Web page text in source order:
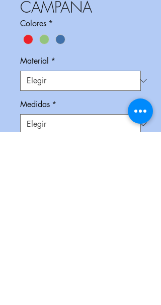
CAMPAÑA
Colores *
Material *
Medidas *